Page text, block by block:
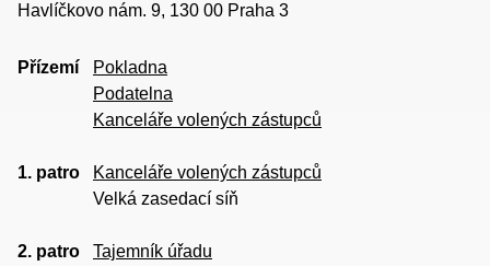
Havlíčkovo nám. 9, 130 00 Praha 3
Přízemí
Pokladna
Podatelna
Kanceláře volených zástupců
1. patro
Kanceláře volených zástupců
Velká zasedací síň
2. patro
Tajemník úřadu